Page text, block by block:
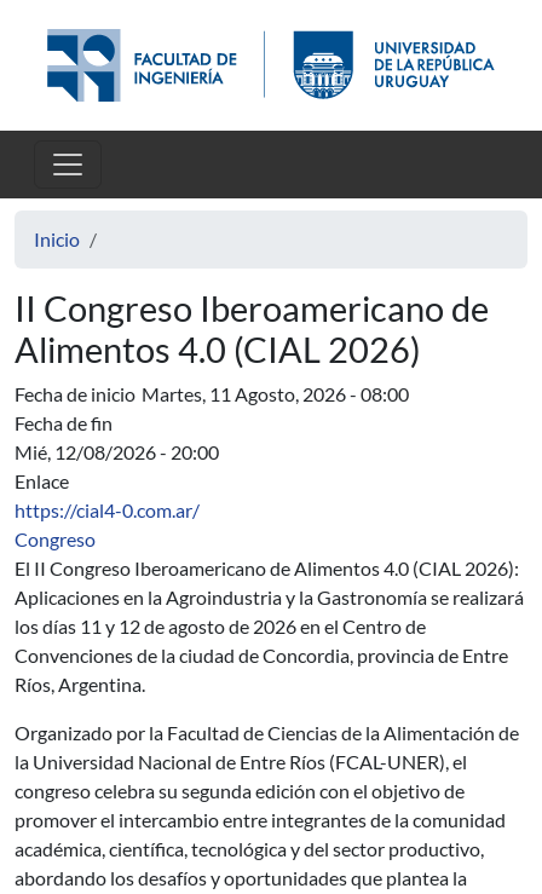
Inicio
II Congreso Iberoamericano de
Alimentos 4.0 (CIAL 2026)
Fecha de inicio Martes, 11 Agosto, 2026 - 08:00
Fecha de fin
Mié, 12/08/2026 - 20:00
Enlace
https://cial4-0.com.ar/
Congreso
El II Congreso Iberoamericano de Alimentos 4.0 (CIAL 2026):
Aplicaciones en la Agroindustria y la Gastronomía se realizará
los días 11 y 12 de agosto de 2026 en el Centro de
Convenciones de la ciudad de Concordia, provincia de Entre
Ríos, Argentina.
Organizado por la Facultad de Ciencias de la Alimentación de
la Universidad Nacional de Entre Ríos (FCAL-UNER), el
congreso celebra su segunda edición con el objetivo de
promover el intercambio entre integrantes de la comunidad
académica, científica, tecnológica y del sector productivo,
abordando los desafíos y oportunidades que plantea la